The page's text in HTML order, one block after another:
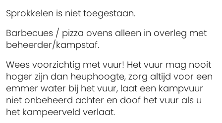
Sprokkelen is niet toegestaan.
Barbecues / pizza ovens alleen in overleg met
beheerder/kampstaf.
Wees voorzichtig met vuur! Het vuur mag nooit
hoger zijn dan heuphoogte, zorg altijd voor een
emmer water bij het vuur, laat een kampvuur
niet onbeheerd achter en doof het vuur als u
het kampeerveld verlaat.